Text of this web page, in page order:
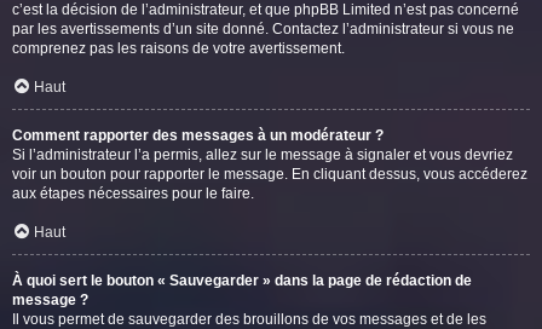
c’est la décision de l’administrateur, et que phpBB Limited n’est pas concerné
par les avertissements d’un site donné. Contactez l’administrateur si vous ne
comprenez pas les raisons de votre avertissement.
Haut
Comment rapporter des messages à un modérateur ?
Si l’administrateur l’a permis, allez sur le message à signaler et vous devriez
voir un bouton pour rapporter le message. En cliquant dessus, vous accéderez
aux étapes nécessaires pour le faire.
Haut
À quoi sert le bouton « Sauvegarder » dans la page de rédaction de
message ?
Il vous permet de sauvegarder des brouillons de vos messages et de les